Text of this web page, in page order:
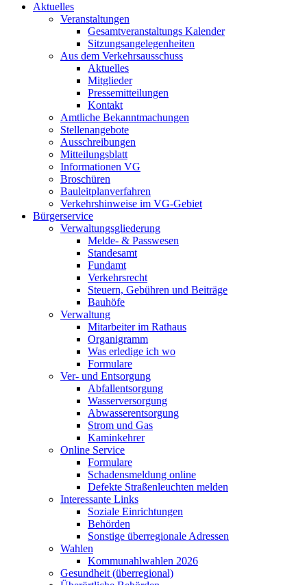
Aktuelles
Veranstaltungen
Gesamtveranstaltungs Kalender
Sitzungsangelegenheiten
Aus dem Verkehrsausschuss
Aktuelles
Mitglieder
Pressemitteilungen
Kontakt
Amtliche Bekanntmachungen
Stellenangebote
Ausschreibungen
Mitteilungsblatt
Informationen VG
Broschüren
Bauleitplanverfahren
Verkehrshinweise im VG-Gebiet
Bürgerservice
Verwaltungsgliederung
Melde- & Passwesen
Standesamt
Fundamt
Verkehrsrecht
Steuern, Gebühren und Beiträge
Bauhöfe
Verwaltung
Mitarbeiter im Rathaus
Organigramm
Was erledige ich wo
Formulare
Ver- und Entsorgung
Abfallentsorgung
Wasserversorgung
Abwasserentsorgung
Strom und Gas
Kaminkehrer
Online Service
Formulare
Schadensmeldung online
Defekte Straßenleuchten melden
Interessante Links
Soziale Einrichtungen
Behörden
Sonstige überregionale Adressen
Wahlen
Kommunahlwahlen 2026
Gesundheit (überregional)